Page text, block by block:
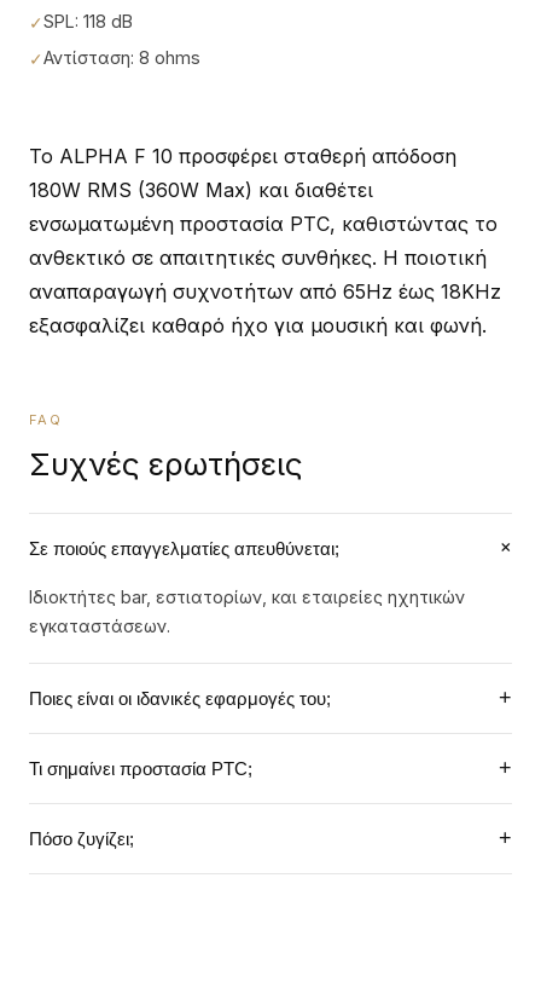
SPL: 118 dB
Αντίσταση: 8 ohms
Το ALPHA F 10 προσφέρει σταθερή απόδοση
180W RMS (360W Max) και διαθέτει
ενσωματωμένη προστασία PTC, καθιστώντας το
ανθεκτικό σε απαιτητικές συνθήκες. Η ποιοτική
αναπαραγωγή συχνοτήτων από 65Hz έως 18KHz
εξασφαλίζει καθαρό ήχο για μουσική και φωνή.
FAQ
Συχνές ερωτήσεις
Σε ποιούς επαγγελματίες απευθύνεται; +
Ιδιοκτήτες bar, εστιατορίων, και εταιρείες ηχητικών
εγκαταστάσεων.
Ποιες είναι οι ιδανικές εφαρμογές του; +
μουσική.
Τι σημαίνει προστασία PTC; +
υπερφόρτωση.
Πόσο ζυγίζει; +